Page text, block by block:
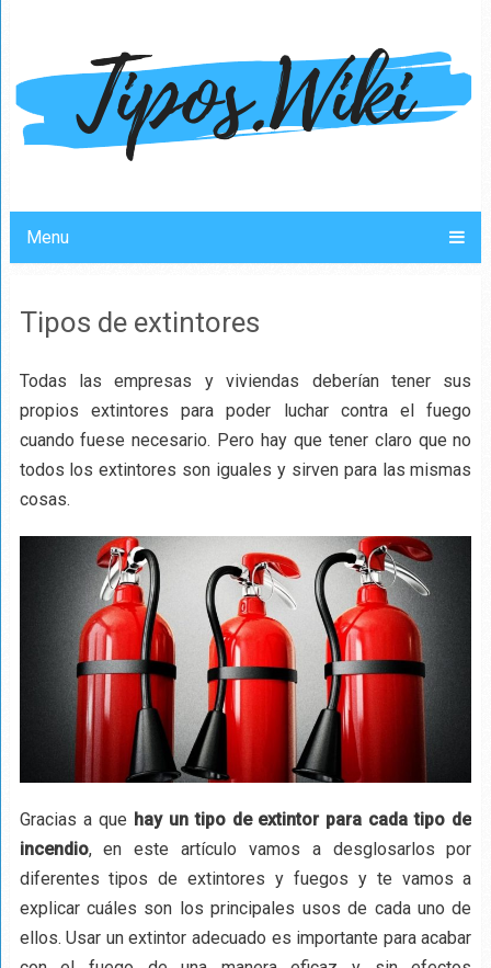
Menu
Tipos de extintores
Todas las empresas y viviendas deberían tener sus
propios extintores para poder luchar contra el fuego
cuando fuese necesario. Pero hay que tener claro que no
todos los extintores son iguales y sirven para las mismas
cosas.
Gracias a que hay un tipo de extintor para cada tipo de
incendio, en este artículo vamos a desglosarlos por
diferentes tipos de extintores y fuegos y te vamos a
explicar cuáles son los principales usos de cada uno de
ellos. Usar un extintor adecuado es importante para acabar